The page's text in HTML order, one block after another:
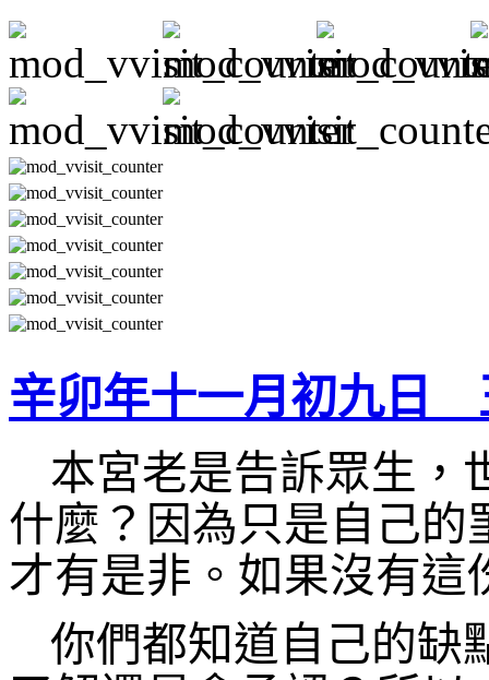
辛卯年十一月初九日
本宮老是告訴眾生，
什麼？因為只是自己的
才有是非。如果沒有這
你們都知道自己的缺